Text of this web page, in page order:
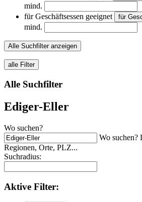
mind.
für Geschäftsessen geeignet
für
mind.
Alle Suchfilter anzeigen
alle Filter
Alle Suchfilter
Ediger-Eller
Wo suchen?
Wo suchen?
Regionen, Orte, PLZ...
Suchradius:
Aktive Filter: